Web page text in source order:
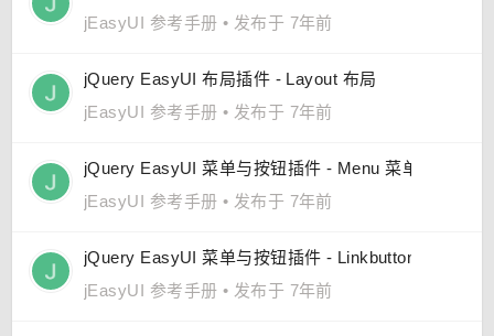
jEasyUI 参考手册 • 发布于 7年前
jQuery EasyUI 布局插件 - Layout 布局
jEasyUI 参考手册 • 发布于 7年前
jQuery EasyUI 菜单与按钮插件 - Menu 菜单
jEasyUI 参考手册 • 发布于 7年前
jQuery EasyUI 菜单与按钮插件 - Linkbutton 链接按钮
jEasyUI 参考手册 • 发布于 7年前